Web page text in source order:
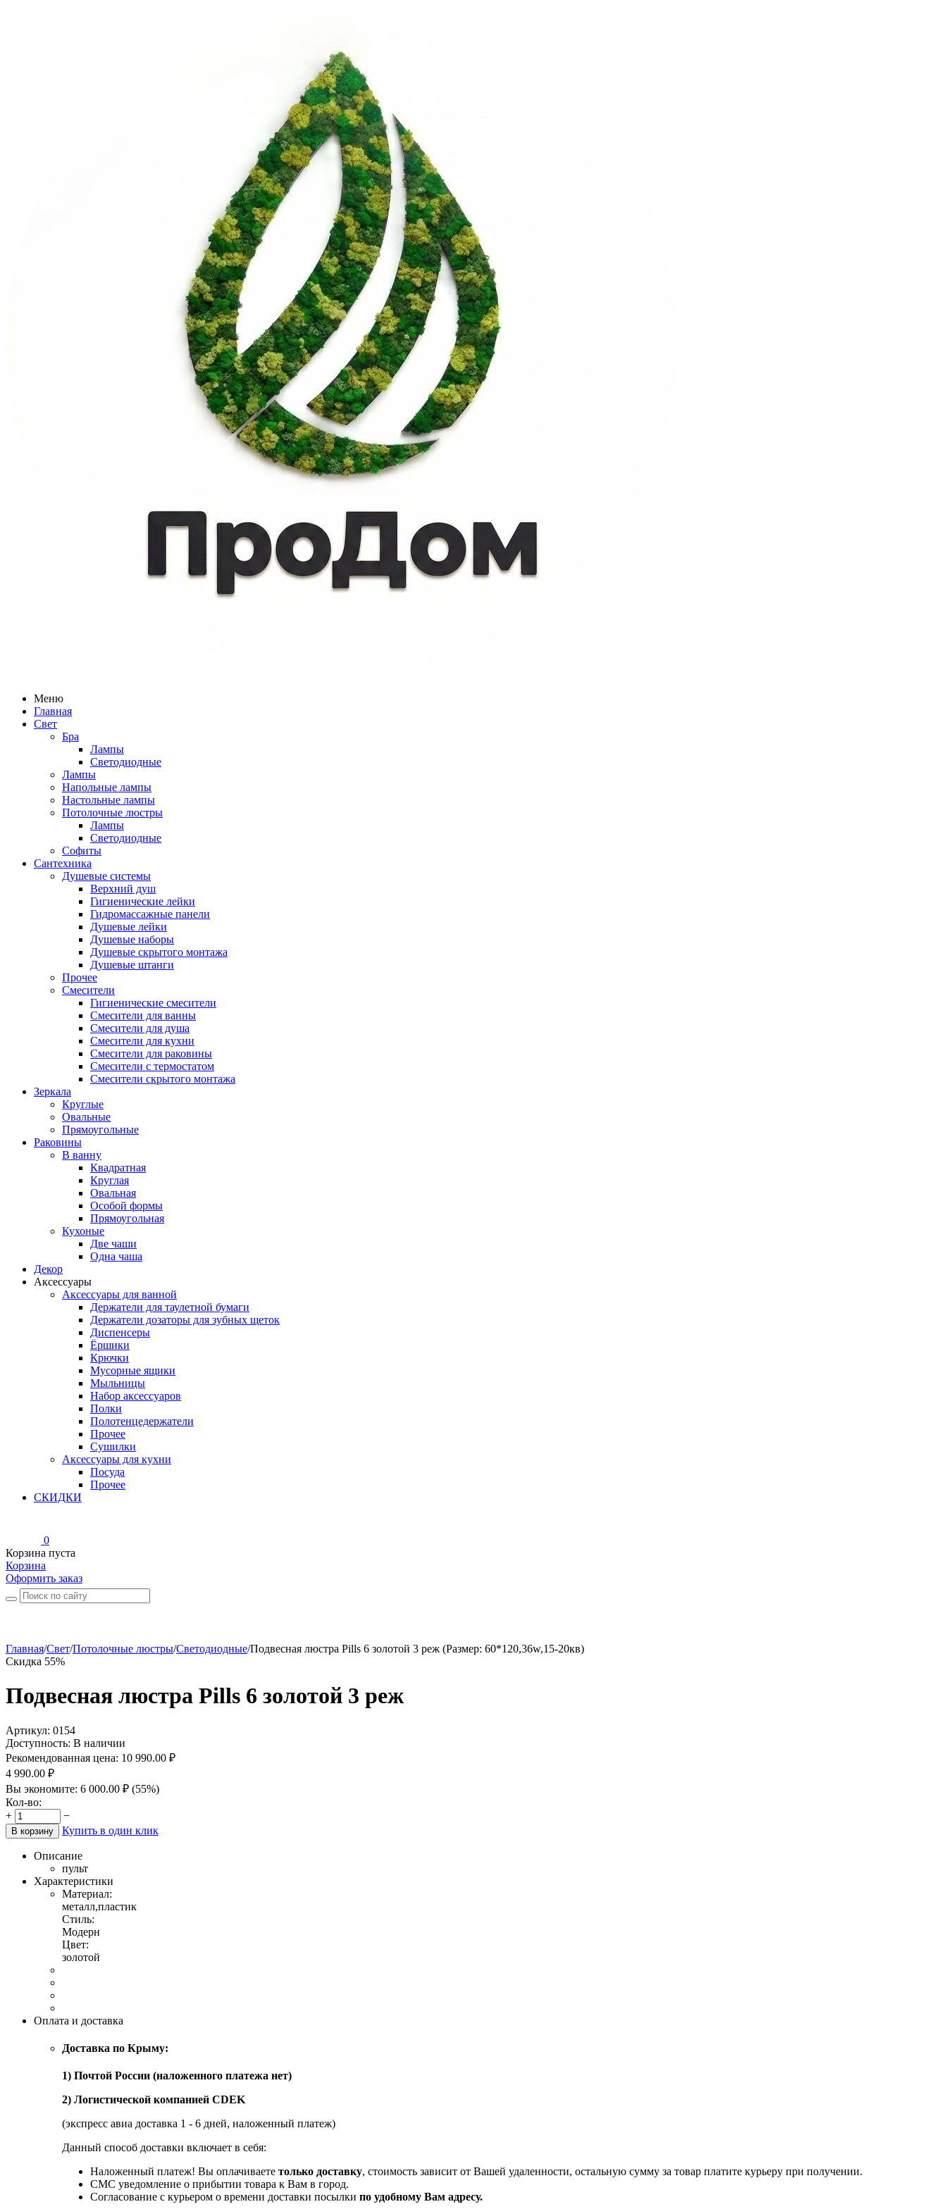
Меню
Главная
Свет
Бра
Лампы
Светодиодные
Лампы
Напольные лампы
Настольные лампы
Потолочные люстры
Лампы
Светодиодные
Софиты
Сантехника
Душевые системы
Верхний душ
Гигиенические лейки
Гидромассажные панели
Душевые лейки
Душевые наборы
Душевые скрытого монтажа
Душевые штанги
Прочее
Смесители
Гигиенические смесители
Смесители для ванны
Смесители для душа
Смесители для кухни
Смесители для раковины
Смесители с термостатом
Смесители скрытого монтажа
Зеркала
Круглые
Овальные
Прямоугольные
Раковины
В ванну
Квадратная
Круглая
Овальная
Особой формы
Прямоугольная
Кухоные
Две чаши
Одна чаша
Декор
Аксессуары
Аксессуары для ванной
Держатели для таулетной бумаги
Держатели дозаторы для зубных щеток
Диспенсеры
Ёршики
Крючки
Мусорные ящики
Мыльницы
Набор аксессуаров
Полки
Полотенцедержатели
Прочее
Сушилки
Аксессуары для кухни
Посуда
Прочее
СКИДКИ
0
Корзина пуста
Корзина
Оформить заказ
Главная/Свет/Потолочные люстры/Светодиодные/Подвесная люстра Pills 6 золотой 3 реж (Размер: 60*120,36w,15-20кв)
Скидка 55%
Подвесная люстра Pills 6 золотой 3 реж
Артикул: 0154
Доступность: В наличии
Рекомендованная цена: 10 990.00 ₽
4 990.00 ₽
Вы экономите: 6 000.00 ₽ (55%)
Кол-во:
+
−
В корзину Купить в один клик
Описание
пульт
Характеристики
Материал:
металл,пластик
Стиль:
Модерн
Цвет:
золотой
Оплата и доставка
Доставка по Крыму:
1) Почтой России (наложенного платежа нет)
2) Логистической компанией CDEK
(экспресс авиа доставка 1 - 6 дней, наложенный платеж)
Данный способ доставки включает в себя:
Наложенный платеж! Вы оплачиваете только доставку, стоимость зависит от Вашей удаленности, остальную сумму за товар платите курьеру при получении.
СМС уведомление о прибытии товара к Вам в город.
Согласование с курьером о времени доставки посылки по удобному Вам адресу.